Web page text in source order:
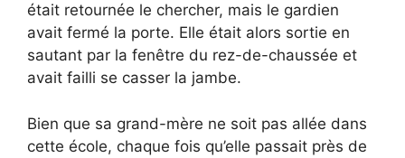
était retournée le chercher, mais le gardien
avait fermé la porte. Elle était alors sortie en
sautant par la fenêtre du rez-de-chaussée et
avait failli se casser la jambe.
Bien que sa grand-mère ne soit pas allée dans
cette école, chaque fois qu’elle passait près de